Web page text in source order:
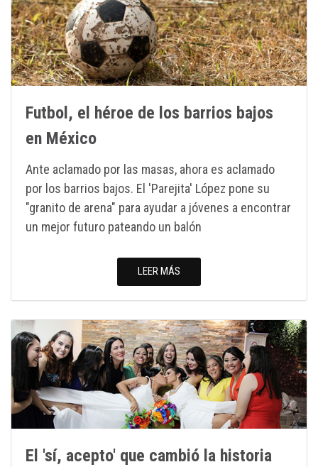
Futbol, el héroe de los barrios bajos
en México
Ante aclamado por las masas, ahora es aclamado
por los barrios bajos. El 'Parejita' López pone su
"granito de arena" para ayudar a jóvenes a encontrar
un mejor futuro pateando un balón
LEER MÁS
El 'sí, acepto' que cambió la historia